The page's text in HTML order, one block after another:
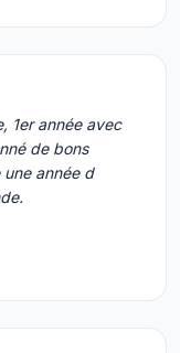
1er année avec
de bons
année d